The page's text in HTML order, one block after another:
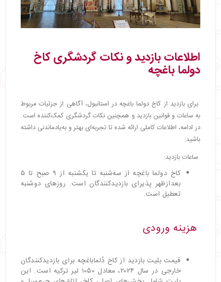
اطلاعات بازدید و نکات گردشگری کاخ
دولما باغچه
برای بازدید از کاخ دولما باغچه در استانبول، آگاهی از جزئیات مربوط
به ساعات و قوانین بازدید و همچنین نکات گردشگری کمک‌کننده است.
در ادامه، اطلاعات کاملی ارائه شده تا تجربه‌ای بهتر و به‌یادماندنی داشته
باشید:
ساعات بازدید:
کاخ دولما باغچه از سه‌شنبه تا یکشنبه از ۹ صبح تا ۵
بعدازظهر پذیرای بازدیدکنندگان است. روزهای دوشنبه
تعطیل است.
هزینه ورودی
قیمت بلیت بازدید از کاخ دُلماباغچه برای بازدیدکنندگان
خارجی در سال ۲۰۲۴، معادل ۱۰۵۰ لیر ترکیه است. این